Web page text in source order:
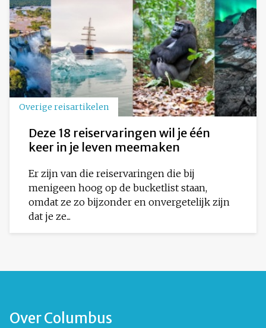
Overige reisartikelen
Deze 18 reiservaringen wil je één
keer in je leven meemaken
Er zijn van die reiservaringen die bij
menigeen hoog op de bucketlist staan,
omdat ze zo bijzonder en onvergetelijk zijn
dat je ze...
Over Columbus